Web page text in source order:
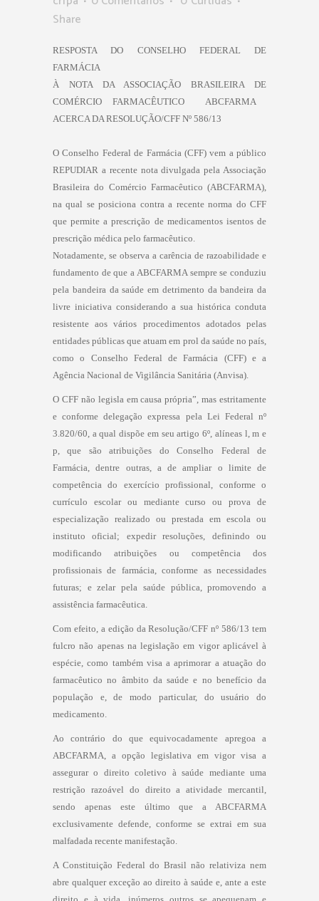
Share
RESPOSTA DO CONSELHO FEDERAL DE
FARMÁCIA
À NOTA DA ASSOCIAÇÃO BRASILEIRA DE
COMÉRCIO FARMACÊUTICO  ABCFARMA 
ACERCA DA RESOLUÇÃO/CFF Nº 586/13
O Conselho Federal de Farmácia (CFF) vem a público
REPUDIAR a recente nota divulgada pela Associação
Brasileira do Comércio Farmacêutico (ABCFARMA),
na qual se posiciona contra a recente norma do CFF
que permite a prescrição de medicamentos isentos de
prescrição médica pelo farmacêutico.
Notadamente, se observa a carência de razoabilidade e
fundamento de que a ABCFARMA sempre se conduziu
pela bandeira da saúde em detrimento da bandeira da
livre iniciativa considerando a sua histórica conduta
resistente aos vários procedimentos adotados pelas
entidades públicas que atuam em prol da saúde no país,
como o Conselho Federal de Farmácia (CFF) e a
Agência Nacional de Vigilância Sanitária (Anvisa).
O CFF não legisla em causa própria”, mas estritamente
e conforme delegação expressa pela Lei Federal nº
3.820/60, a qual dispõe em seu artigo 6º, alíneas l, m e
p, que são atribuições do Conselho Federal de
Farmácia, dentre outras, a de ampliar o limite de
competência do exercício profissional, conforme o
currículo escolar ou mediante curso ou prova de
especialização realizado ou prestada em escola ou
instituto oficial; expedir resoluções, definindo ou
modificando atribuições ou competência dos
profissionais de farmácia, conforme as necessidades
futuras; e zelar pela saúde pública, promovendo a
assistência farmacêutica.
Com efeito, a edição da Resolução/CFF nº 586/13 tem
fulcro não apenas na legislação em vigor aplicável à
espécie, como também visa a aprimorar a atuação do
farmacêutico no âmbito da saúde e no benefício da
população e, de modo particular, do usuário do
medicamento.
Ao contrário do que equivocadamente apregoa a
ABCFARMA, a opção legislativa em vigor visa a
assegurar o direito coletivo à saúde mediante uma
restrição razoável do direito a atividade mercantil,
sendo apenas este último que a ABCFARMA
exclusivamente defende, conforme se extrai em sua
malfadada recente manifestação.
A Constituição Federal do Brasil não relativiza nem
abre qualquer exceção ao direito à saúde e, ante a este